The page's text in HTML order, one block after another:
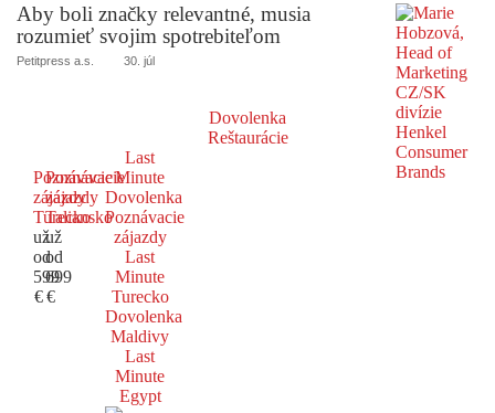
Aby boli značky relevantné, musia
rozumieť svojim spotrebiteľom
Petitpress a.s. 30. júl
Dovolenka
Reštaurácie
Poznávacie
zájazdy
Turecko
už
od
599
€
Poznávacie
zájazdy
Taliansko
už
od
699
€
Last
Minute
Dovolenka
Poznávacie
zájazdy
Last
Minute
Turecko
Dovolenka
Maldivy
Last
Minute
Egypt